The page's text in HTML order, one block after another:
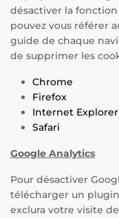
désactiver la fonction
pouvez vous référer
guide de chaque
de supprimer les
Chrome
Firefox
Internet Explorer
Safari
Google Analytics
Pour désactiver
télécharger un
exclura votre visite